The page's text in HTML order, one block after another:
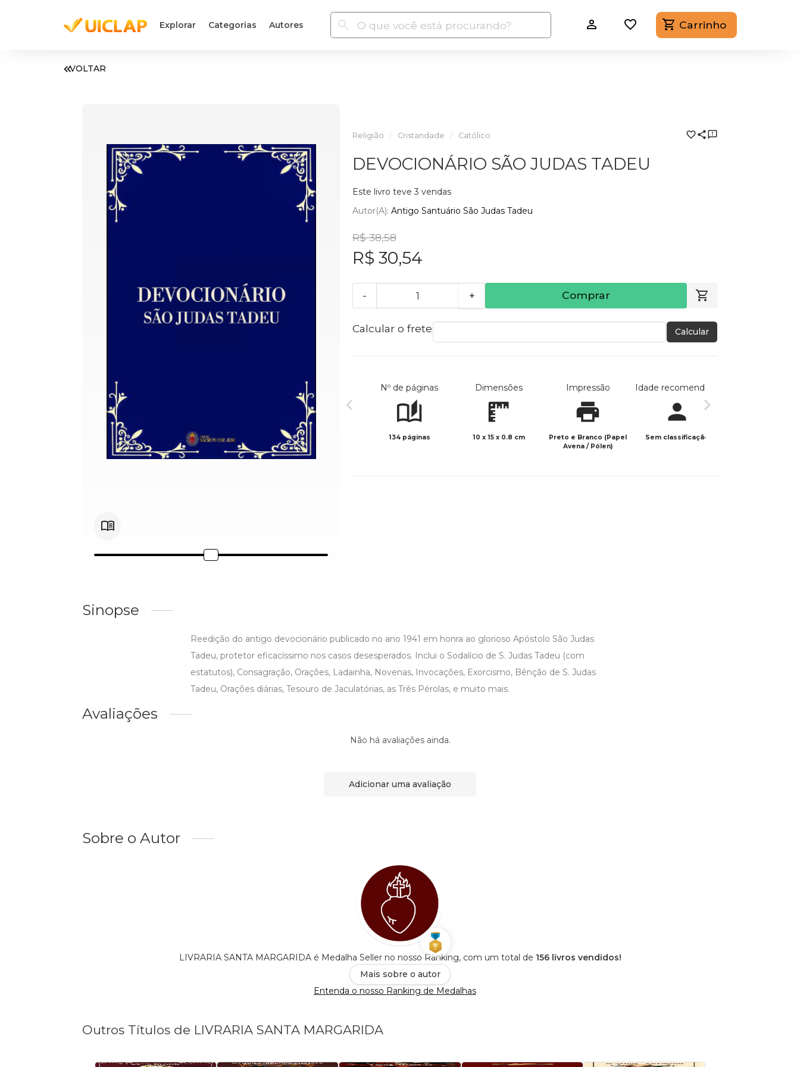
Explorar Categorias Autores Carrinho
VOLTAR
Religião Cristandade Católico
DEVOCIONÁRIO SÃO JUDAS TADEU
Este livro teve 3 vendas
Autor(a): Antigo Santuário São Judas Tadeu
R$ 38,58
R$ 30,54
- + Comprar
Calcular o frete Calcular
Nº de páginas
134 páginas
Dimensões
10 x 15 x 0.8 cm
Impressão
Preto e Branco (Papel
Avena / Pólen)
Idade recomendada
Sem classificação
Sinopse
Reedição do antigo devocionário publicado no ano 1941 em honra ao glorioso Apóstolo São Judas
Tadeu, protetor eficacíssimo nos casos desesperados. Inclui o Sodalício de S. Judas Tadeu (com
estatutos), Consagração, Orações, Ladainha, Novenas, Invocações, Exorcismo, Bênção de S. Judas
Tadeu, Orações diárias, Tesouro de Jaculatórias, as Três Pérolas, e muito mais.
Avaliações
Não há avaliações ainda.
Adicionar uma avaliação
Sobre o Autor
LIVRARIA SANTA MARGARIDA é Medalha Seller no nosso Ranking, com um total de 156 livros vendidos!
Mais sobre o autor
Entenda o nosso Ranking de Medalhas
Outros Títulos de LIVRARIA SANTA MARGARIDA